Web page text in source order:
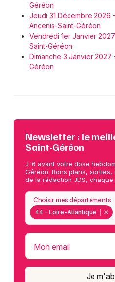
Géréon
Jeudi 31 Décembre 2026
Ancenis-Saint-Géréon
Vendredi 1er Janvier
Saint-Géréon
Dimanche 3 Janvier 2027
Géréon
Newsletter : le
Saint-Géréon
J-6 avant votre dose
Géréon. Bons plans,
de la rédaction JDS, chaque
44 - Loire-Atlantique
Choisir mes départements
Mon email
Je